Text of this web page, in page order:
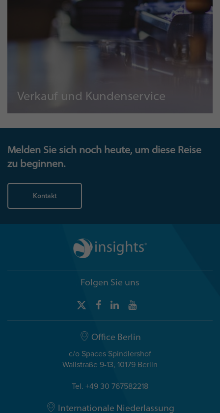
Verkauf und Kundenservice
Melden Sie sich noch heute, um diese Reise
zu beginnen.
Kontakt
Folgen Sie uns
Office Berlin
c/o Spaces Spindlershof
Wallstraße 9-13, 10179 Berlin
Tel. +49 30 767582218
Internationale Niederlassung